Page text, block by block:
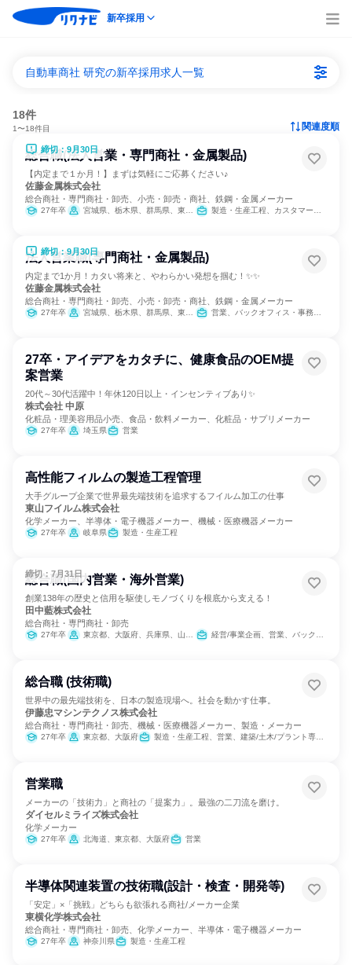
新卒採用
自動車商社 研究の新卒採用求人一覧
18件
1〜18件目 関連度順
締切：9月30日
総合職(法人営業・専門商社・金属製品)
【内定まで１か月！】まずは気軽にご応募ください♪
佐藤金属株式会社
総合商社・専門商社・卸売、小売・卸売・商社、鉄鋼・金属メーカー
27年卒 宮城県、栃木県、群馬県、東京都、神奈川県、静岡県、愛知県、大阪府、福岡県 製造・生産工程、カスタマーサクセス、IT、営業、バックオフィス・事務・受付、経理/税務/財務、人事、総務
締切：9月30日
法人営業職(専門商社・金属製品)
内定まで1か月！カタい将来と、やわらかい発想を掴む！✨✨
佐藤金属株式会社
総合商社・専門商社・卸売、小売・卸売・商社、鉄鋼・金属メーカー
27年卒 宮城県、栃木県、群馬県、東京都、神奈川県、静岡県、愛知県、大阪府、福岡県 営業、バックオフィス・事務・受付
27卒・アイデアをカタチに、健康食品のOEM提
案営業
20代～30代活躍中！年休120日以上・インセンティブあり✨
株式会社 中原
化粧品・理美容用品小売、食品・飲料メーカー、化粧品・サプリメーカー
27年卒 埼玉県 営業
高性能フィルムの製造工程管理
大手グループ企業で世界最先端技術を追求するフイルム加工の仕事
東山フイルム株式会社
化学メーカー、半導体・電子機器メーカー、機械・医療機器メーカー
27年卒 岐阜県 製造・生産工程
締切：7月31日
総合職(国内営業・海外営業)
創業138年の歴史と信用を駆使しモノづくりを根底から支える！
田中藍株式会社
総合商社・専門商社・卸売
27年卒 東京都、大阪府、兵庫県、山口県、福岡県、佐賀県、熊本県 経営/事業企画、営業、バックオフィス・事務・受付、経理/税務/財務、人事、総務
総合職 (技術職)
世界中の最先端技術を、日本の製造現場へ。社会を動かす仕事。
伊藤忠マシンテクノス株式会社
総合商社・専門商社・卸売、機械・医療機器メーカー、製造・メーカー
27年卒 東京都、大阪府 製造・生産工程、営業、建築/土木/プラント専門職
営業職
メーカーの「技術力」と商社の「提案力」。最強の二刀流を磨け。
ダイセルミライズ株式会社
化学メーカー
27年卒 北海道、東京都、大阪府 営業
半導体関連装置の技術職(設計・検査・開発等)
「安定」×「挑戦」どちらも欲張れる商社/メーカー企業
東横化学株式会社
総合商社・専門商社・卸売、化学メーカー、半導体・電子機器メーカー
27年卒 神奈川県 製造・生産工程